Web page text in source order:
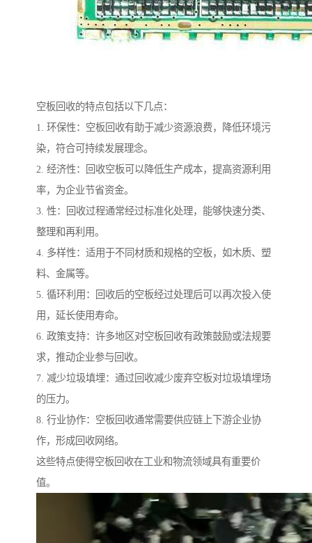
空板回收的特点包括以下几点：
1. 环保性：空板回收有助于减少资源浪费，降低环境污
染，符合可持续发展理念。
2. 经济性：回收空板可以降低生产成本，提高资源利用
率，为企业节省资金。
3. 性：回收过程通常经过标准化处理，能够快速分类、
整理和再利用。
4. 多样性：适用于不同材质和规格的空板，如木质、塑
料、金属等。
5. 循环利用：回收后的空板经过处理后可以再次投入使
用，延长使用寿命。
6. 政策支持：许多地区对空板回收有政策鼓励或法规要
求，推动企业参与回收。
7. 减少垃圾填埋：通过回收减少废弃空板对垃圾填埋场
的压力。
8. 行业协作：空板回收通常需要供应链上下游企业协
作，形成回收网络。
这些特点使得空板回收在工业和物流领域具有重要价
值。